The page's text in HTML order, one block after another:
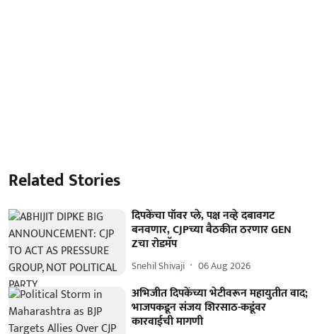
Related Stories
दिपकेंचा पॉवर प्ले, पक्ष नव्हे दबावगट
बनवणार, CJPच्या बैठकीत ठरणार GEN
Zचा रोडमॅप
Snehil Shivaji 06 Aug 2026
अभिजीत दिपकेंच्या भेटीवरून महायुतीत वाद;
भाजपकडून संजय शिरसाठ-कडूंवर
कारवाईची मागणी